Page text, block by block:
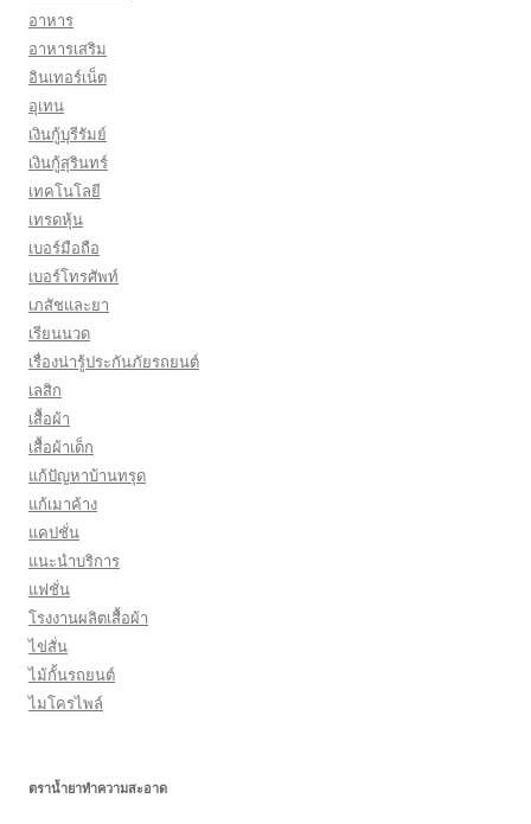
อาหาร
อาหารเสริม
อินเทอร์เน็ต
อุเทน
เงินกู้บุรีรัมย์
เงินกู้สุรินทร์
เทคโนโลยี
เทรดหุ้น
เบอร์มือถือ
เบอร์โทรศัพท์
เภสัชและยา
เรียนนวด
เรื่องน่ารู้ประกันภัยรถยนต์
เลสิก
เสื้อผ้า
เสื้อผ้าเด็ก
แก้ปัญหาบ้านทรุด
แก้เมาค้าง
แคปชั่น
แนะนำบริการ
แฟชั่น
โรงงานผลิตเสื้อผ้า
ไข่สั่น
ไม้กั้นรถยนต์
ไมโครไพล์
ตราน้ำยาทำความสะอาด